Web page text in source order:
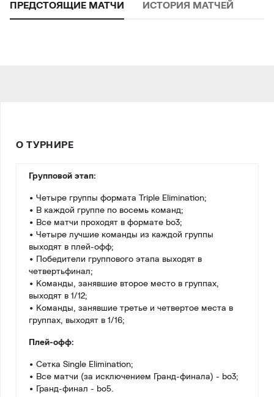
ПРЕДСТОЯЩИЕ МАТЧИ ИСТОРИЯ МАТЧЕЙ
О ТУРНИРЕ
Групповой этап:
• Четыре группы формата Triple Elimination;
• В каждой группе по восемь команд;
• Все матчи проходят в формате bo3;
• Четыре лучшие команды из каждой группы
выходят в плей-офф;
• Победители группового этапа выходят в
четвертьфинал;
• Команды, занявшие второе место в группах,
выходят в 1/12;
• Команды, занявшие третье и четвертое места в
группах, выходят в 1/16;
Плей-офф:
• Сетка Single Elimination;
• Все матчи (за исключением Гранд-финала) - bo3;
• Гранд-финал - bo5.